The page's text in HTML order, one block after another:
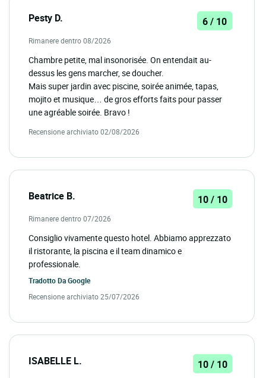
Pesty D. 6 / 10
Rimanere dentro 08/2026
Chambre petite, mal insonorisée. On entendait au-
dessus les gens marcher, se doucher.
Mais super jardin avec piscine, soirée animée, tapas,
mojito et musique… de gros efforts faits pour passer
une agréable soirée. Bravo !
Recensione archiviato 02/08/2026
Beatrice B. 10 / 10
Rimanere dentro 07/2026
Consiglio vivamente questo hotel. Abbiamo apprezzato
il ristorante, la piscina e il team dinamico e
professionale.
Tradotto DaGoogle
Recensione archiviato 25/07/2026
ISABELLE L. 10 / 10